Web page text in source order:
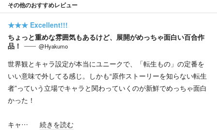
その他のおすすめレビュー
★★★ Excellent!!!
ちょっと重めな雰囲気もあるけど、展開がめっちゃ面白い百合作
品！
@Hyakumo
世界観とキャラ設定が本当にユニークで、「転生もの」の定番を
いい意味で外してる感じ。しかも“原作ストーリーを知らない転生
者”っていう立場でキャラと関わっていくのが新鮮でめっちゃ面白
かった！
キャ… 続きを読む